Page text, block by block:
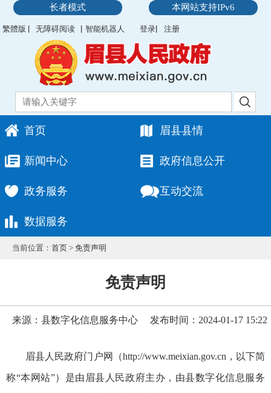
本网站支持IPv6
长者模式
繁體版 无障碍阅读 智能机器人 登录 注册
首页 眉县县情
新闻中心 政府信息公开
政务服务 互动交流
数据服务
当前位置： 首页 > 免责声明
免责声明
来源：县数字化信息服务中心 发布时间：2024-01-17 15:22
眉县人民政府门户网（http://www.meixian.gov.cn，以下简
称“本网站”）是由眉县人民政府主办，由县数字化信息服务